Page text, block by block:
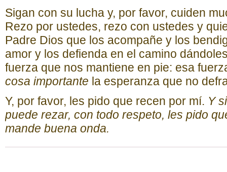
Sigan con su lucha y, por favor, cuiden
Rezo por ustedes, rezo con ustedes y
Padre Dios que los acompañe y los
amor y los defienda en el camino
fuerza que nos mantiene en pie: esa
cosa importante la esperanza que no
Y, por favor, les pido que recen por mí. Y
puede rezar, con todo respeto, les pido
mande buena onda.